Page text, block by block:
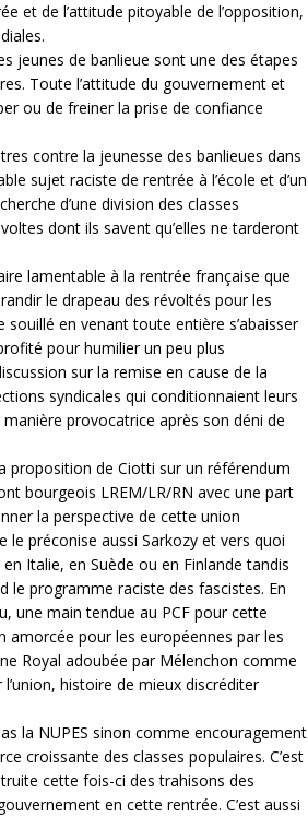
et de l’attitude pitoyable de l’opposition,
jeunes de banlieue sont une des étapes
Toute l’attitude du gouvernement et
ou de freiner la prise de confiance
contre la jeunesse des banlieues dans
sujet raciste de rentrée à l’école et d’un
d’une division des classes
dont ils savent qu’elles ne tarderont
lamentable à la rentrée française que
le drapeau des révoltés pour les
en venant toute entière s’abaisser
pour humilier un peu plus
sur la remise en cause de la
syndicales qui conditionnaient leurs
provocatrice après son déni de
proposition de Ciotti sur un référendum
bourgeois LREM/LR/RN avec une part
la perspective de cette union
préconise aussi Sarkozy et vers quoi
Italie, en Suède ou en Finlande tandis
le programme raciste des fascistes. En
une main tendue au PCF pour cette
amorcée pour les européennes par les
Royal adoubée par Mélenchon comme
histoire de mieux discréditer
la NUPES sinon comme encouragement
croissante des classes populaires. C’est
cette fois-ci des trahisons des
en cette rentrée. C’est aussi